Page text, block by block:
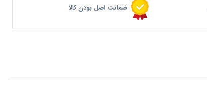
ضمانت اصل بودن کالا